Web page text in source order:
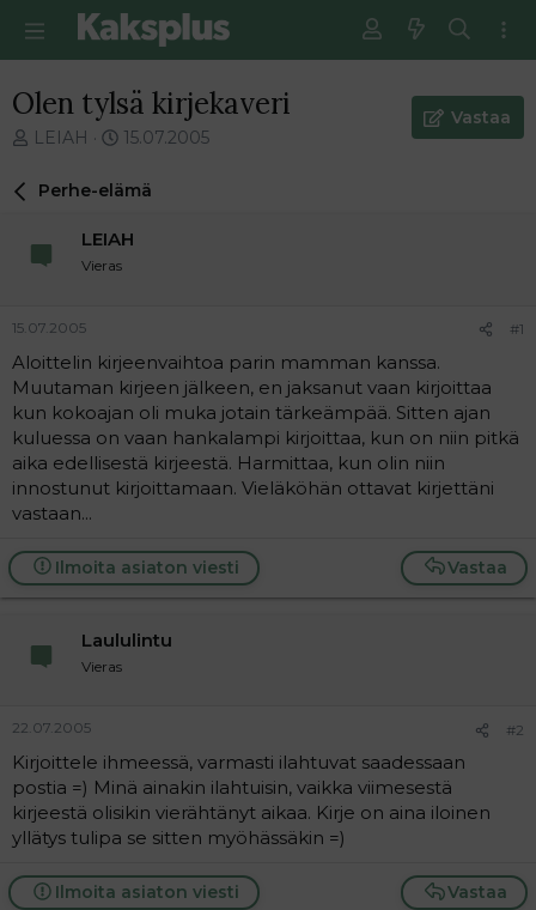
Olen tylsä kirjekaveri
V
e
i
t
u
n
a
l
o
t
t
a
j
a
LEIAH
E
s
m
n
v
i
e
s
t
i
15.07.2005
Vastaa
Perhe-elämä
LEIAH
Vieras
15.07.2005 #1
Aloittelin kirjeenvaihtoa parin mamman kanssa.
Muutaman kirjeen jälkeen, en jaksanut vaan kirjoittaa
kun kokoajan oli muka jotain tärkeämpää. Sitten ajan
kuluessa on vaan hankalampi kirjoittaa, kun on niin pitkä
aika edellisestä kirjeestä. Harmittaa, kun olin niin
innostunut kirjoittamaan. Vieläköhän ottavat kirjettäni
vastaan...
Vastaa
Ilmoita asiaton viesti
Laululintu
Vieras
22.07.2005 #2
Kirjoittele ihmeessä, varmasti ilahtuvat saadessaan
postia =) Minä ainakin ilahtuisin, vaikka viimesestä
kirjeestä olisikin vierähtänyt aikaa. Kirje on aina iloinen
yllätys tulipa se sitten myöhässäkin =)
Vastaa
Ilmoita asiaton viesti